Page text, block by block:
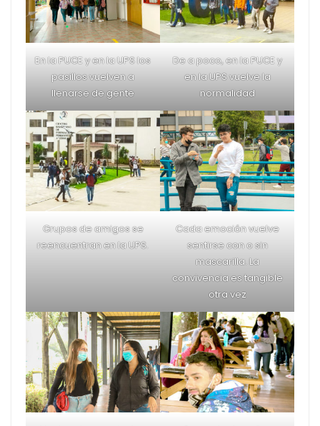
Pasillo en la PUCE con
presencia de
estudiantes
En los espacios abiertos
el distanciamiento era
parte de la norma
estudiantes volvieron a
ocupar los distintos
espacios del parque
central.
Es común que
actualmente algunos
espacios permanezcan
vacíos